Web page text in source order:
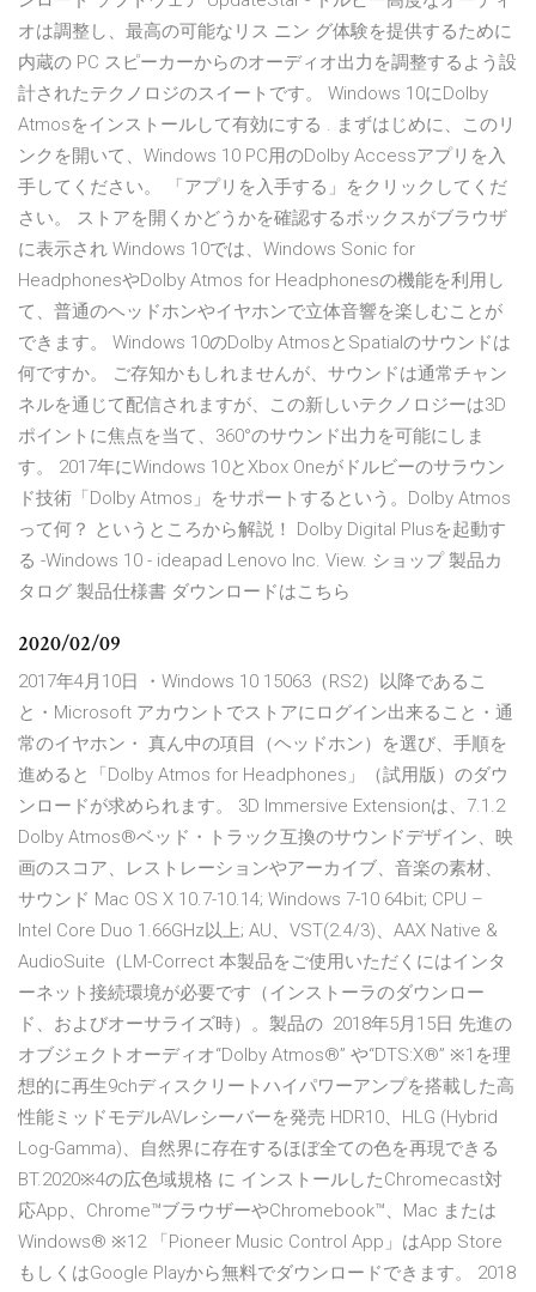
オは調整し、最高の可能なリス ニン グ体験を提供するために
内蔵の PC スピーカーからのオーディオ出力を調整するよう設
計されたテクノロジのスイートです。 Windows 10にDolby
Atmosをインストールして有効にする . まずはじめに、このリ
ンクを開いて、Windows 10 PC用のDolby Accessアプリを入
手してください。 「アプリを入手する」をクリックしてくだ
さい。 ストアを開くかどうかを確認するボックスがブラウザ
に表示され Windows 10では、Windows Sonic for
HeadphonesやDolby Atmos for Headphonesの機能を利用し
て、普通のヘッドホンやイヤホンで立体音響を楽しむことが
できます。 Windows 10のDolby AtmosとSpatialのサウンドは
何ですか。 ご存知かもしれませんが、サウンドは通常チャン
ネルを通じて配信されますが、この新しいテクノロジーは3D
ポイントに焦点を当て、360°のサウンド出力を可能にしま
す。 2017年にWindows 10とXbox Oneがドルビーのサラウン
ド技術「Dolby Atmos」をサポートするという。Dolby Atmos
って何？ というところから解説！ Dolby Digital Plusを起動す
る -Windows 10 - ideapad Lenovo Inc. View. ショップ 製品カ
タログ 製品仕様書 ダウンロードはこちら
2020/02/09
2017年4月10日 ・Windows 10 15063（RS2）以降であるこ
と・Microsoft アカウントでストアにログイン出来ること・通
常のイヤホン・ 真ん中の項目（ヘッドホン）を選び、手順を
進めると「Dolby Atmos for Headphones」（試用版）のダウ
ンロードが求められます。 3D Immersive Extensionは、7.1.2
Dolby Atmos®ベッド・トラック互換のサウンドデザイン、映
画のスコア、レストレーションやアーカイブ、音楽の素材、
サウンド Mac OS X 10.7-10.14; Windows 7-10 64bit; CPU –
Intel Core Duo 1.66GHz以上; AU、VST(2.4/3)、AAX Native &
AudioSuite（LM-Correct 本製品をご使用いただくにはインタ
ーネット接続環境が必要です（インストーラのダウンロー
ド、およびオーサライズ時）。製品の 2018年5月15日 先進の
オブジェクトオーディオ“Dolby Atmos®” や“DTS:X®” ※1を理
想的に再生9chディスクリートハイパワーアンプを搭載した高
性能ミッドモデルAVレシーバーを発売 HDR10、HLG (Hybrid
Log-Gamma)、自然界に存在するほぼ全ての色を再現できる
BT.2020※4の広色域規格 に インストールしたChromecast対
応App、Chrome™ブラウザーやChromebook™、Mac または
Windows® ※12 「Pioneer Music Control App」はApp Store
もしくはGoogle Playから無料でダウンロードできます。 2018